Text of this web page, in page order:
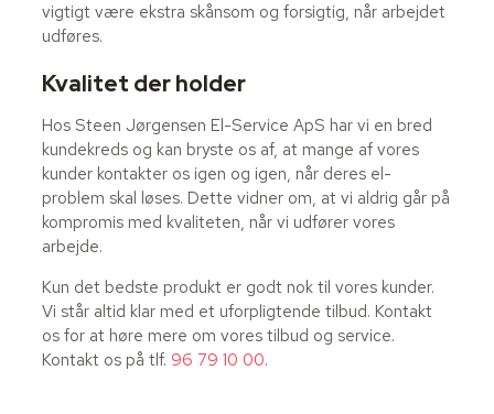
vigtigt være ekstra skånsom og forsigtig, når arbejdet
udføres.
Kvalitet der holder
Hos Steen Jørgensen El-Service ApS har vi en bred
kundekreds og kan bryste os af, at mange af vores
kunder kontakter os igen og igen, når deres el-
problem skal løses. Dette vidner om, at vi aldrig går på
kompromis med kvaliteten, når vi udfører vores
arbejde.
Kun det bedste produkt er godt nok til vores kunder.
Vi står altid klar med et uforpligtende tilbud. Kontakt
os for at høre mere om vores tilbud og service.
Kontakt os på tlf. 96 79 10 00.